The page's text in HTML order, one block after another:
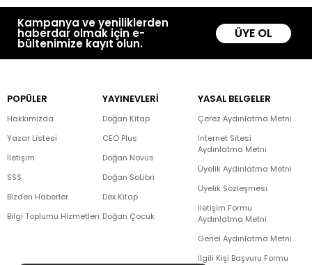
Kampanya ve yeniliklerden
haberdar olmak için e-
bültenimize kayıt olun.
ÜYE OL
POPÜLER
Hakkımızda
Yazar Listesi
İletişim
SSS
Bizden Haberler
Bilgi Toplumu Hizmetleri
YAYINEVLERİ
Doğan Kitap
CEO Plus
Doğan Novus
Doğan SoLibri
Dex Kitap
Doğan Çocuk
YASAL BELGELER
Çerez Aydınlatma Metni
İnternet Sitesi
Aydınlatma Metni
Üyelik Aydınlatma Metni
Üyelik Sözleşmesi
İletişim Formu
Aydınlatma Metni
Genel Aydınlatma Metni
İlgili Kişi Başvuru Formu